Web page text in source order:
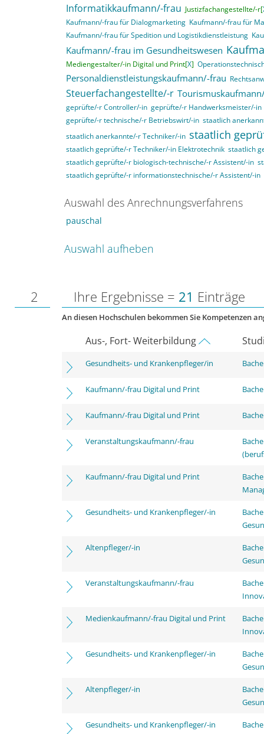
Informatikkaufmann/-frau Justizfachangestellte/-r[
Kaufmann/-frau für Dialogmarketing Kaufmann/-frau für
Kaufmann/-frau für Spedition und Logistikdienstleistung
Kaufmann/-frau im Gesundheitswesen
Mediengestalter/-in Digital und Print[X]
Personaldienstleistungskaufmann/-frau
Steuerfachangestellte/-r
geprüfte/-r Controller/-in geprüfte/-r Handwerksmeister/-in
geprüfte/-r technische/-r Betriebswirt/-in staatlich
staatlich anerkannte/-r Techniker/-in staatlich
staatlich geprüfte/-r Techniker/-in Elektrotechnik staatlich
staatlich geprüfte/-r biologisch-technische/-r Assistent/-in
staatlich geprüfte/-r informationstechnische/-r Assistent/-in
Auswahl des Anrechnungsverfahrens
pauschal
Auswahl aufheben
2 Ihre Ergebnisse = 21 Einträge
An diesen Hochschulen bekommen Sie Kompetenzen
Aus-, Fort- Weiterbildung
Gesundheits- und Krankenpfleger/in
Kaufmann/-frau Digital und Print
Kaufmann/-frau Digital und Print
Veranstaltungskaufmann/-frau
Kaufmann/-frau Digital und Print
Gesundheits- und Krankenpfleger/-in
Altenpfleger/-in
Veranstaltungskaufmann/-frau
Medienkaufmann/-frau Digital und Print
Gesundheits- und Krankenpfleger/-in
Altenpfleger/-in
Gesundheits- und Krankenpfleger/-in